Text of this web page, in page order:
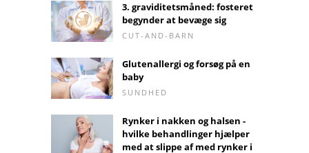
3. graviditetsmåned: fosteret
begynder at bevæge sig
CUT-AND-BARN
Glutenallergi og forsøg på en
baby
SUNDHED
Rynker i nakken og halsen -
hvilke behandlinger hjælper
med at slippe af med rynker i